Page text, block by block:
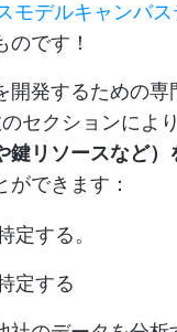
モデルキャンバス
です！
発するための専
セクションにより
鍵リソースなど）
できます：
定する。
定する